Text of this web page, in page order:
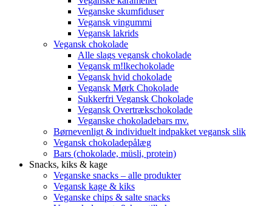
Veganske skumfiduser
Vegansk vingummi
Vegansk lakrids
Vegansk chokolade
Alle slags vegansk chokolade
Vegansk m!lkechokolade
Vegansk hvid chokolade
Vegansk Mørk Chokolade
Sukkerfri Vegansk Chokolade
Vegansk Overtrækschokolade
Veganske chokoladebars mv.
Børnevenligt & individuelt indpakket vegansk slik
Vegansk chokoladepålæg
Bars (chokolade, müsli, protein)
Snacks, kiks & kage
Veganske snacks – alle produkter
Vegansk kage & kiks
Veganske chips & salte snacks